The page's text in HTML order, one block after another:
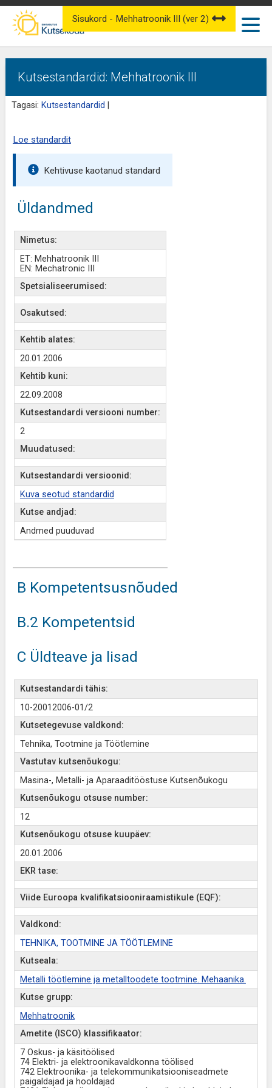
Kutsestandardid: Mehhatroonik III
Tagasi: Kutsestandardid
Sisukord - Mehhatroonik III (ver 2)
Loe standardit
Kehtivuse kaotanud standard
Üldandmed
Nimetus:
ET: Mehhatroonik III
EN: Mechatronic III
Spetsialiseerumised:
Osakutsed:
Kehtib alates:
20.01.2006
Kehtib kuni:
22.09.2008
Kutsestandardi versiooni number:
2
Muudatused:
Kutsestandardi versioonid:
Kuva seotud standardid
Kutse andjad:
Andmed puuduvad
B Kompetentsusnõuded
B.2 Kompetentsid
C Üldteave ja lisad
Kutsestandardi tähis:
10-20012006-01/2
Kutsetegevuse valdkond:
Tehnika, Tootmine ja Töötlemine
Vastutav kutsenõukogu:
Masina-, Metalli- ja Aparaaditööstuse Kutsenõukogu
Kutsenõukogu otsuse number:
12
Kutsenõukogu otsuse kuupäev:
20.01.2006
EKR tase:
Viide Euroopa kvalifikatsiooniraamistikule (EQF):
Valdkond:
TEHNIKA, TOOTMINE JA TÖÖTLEMINE
Kutseala:
Metalli töötlemine ja metalltoodete tootmine. Mehaanika.
Kutse grupp:
Mehhatroonik
Ametite (ISCO) klassifikaator:
7 Oskus- ja käsitöölised
74 Elektri- ja elektroonikavaldkonna töölised
742 Elektroonika- ja telekommunikatsiooniseadmete
paigaldajad ja hooldajad